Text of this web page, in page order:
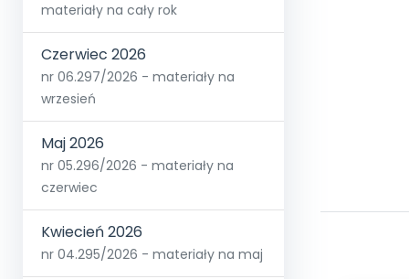
materiały na cały rok
Czerwiec 2026
nr 06.297/2026 - materiały na
wrzesień
Maj 2026
nr 05.296/2026 - materiały na
czerwiec
Kwiecień 2026
nr 04.295/2026 - materiały na maj